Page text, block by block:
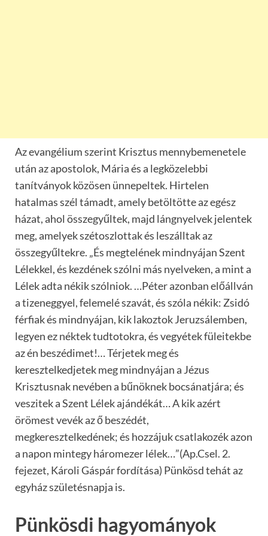
Az evangélium szerint Krisztus mennybemenetele
után az apostolok, Mária és a legközelebbi
tanítványok közösen ünnepeltek. Hirtelen
hatalmas szél támadt, amely betöltötte az egész
házat, ahol összegyűltek, majd lángnyelvek jelentek
meg, amelyek szétoszlottak és leszálltak az
összegyűltekre. „És megtelének mindnyájan Szent
Lélekkel, és kezdének szólni más nyelveken, a mint a
Lélek adta nékik szólniok. …Péter azonban előállván
a tizeneggyel, felemelé szavát, és szóla nékik: Zsidó
férfiak és mindnyájan, kik lakoztok Jeruzsálemben,
legyen ez néktek tudtotokra, és vegyétek füleitekbe
az én beszédimet!… Térjetek meg és
keresztelkedjetek meg mindnyájan a Jézus
Krisztusnak nevében a bűnöknek bocsánatjára; és
veszitek a Szent Lélek ajándékát… A kik azért
örömest vevék az ő beszédét,
megkeresztelkedének; és hozzájuk csatlakozék azon
a napon mintegy háromezer lélek…”(Ap.Csel. 2.
fejezet, Károli Gáspár fordítása) Pünkösd tehát az
egyház születésnapja is.
Pünkösdi hagyományok